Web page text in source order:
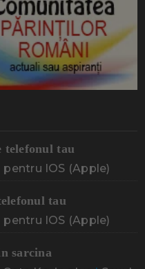
telefonul tau
pentru IOS (Apple)
tau
pentru IOS (Apple)
sarcina